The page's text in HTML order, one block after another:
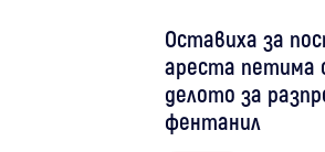
Оставиха за
ареста петима
делото за
фентанил